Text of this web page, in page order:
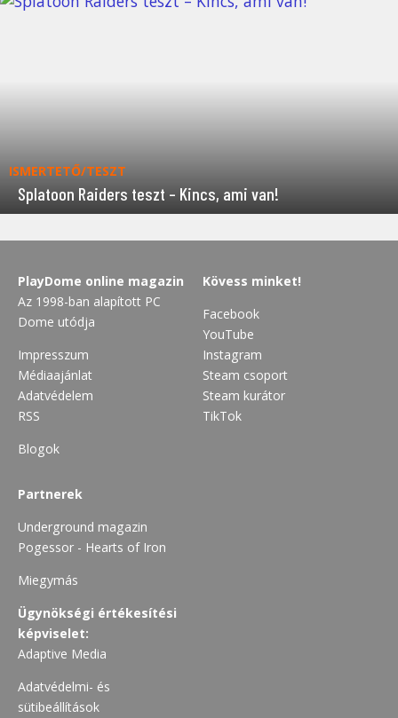
ISMERTETŐ/TESZT
Splatoon Raiders teszt – Kincs, ami van!
PlayDome online magazin
Az 1998-ban alapított PC
Dome utódja
Impresszum
Médiaajánlat
Adatvédelem
RSS
Blogok
Kövess minket!
Facebook
YouTube
Instagram
Steam csoport
Steam kurátor
TikTok
Partnerek
Underground magazin
Pogessor - Hearts of Iron
Miegymás
Ügynökségi értékesítési
képviselet:
Adaptive Media
Adatvédelmi- és
sütibeállítások